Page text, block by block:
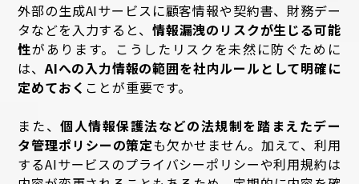
外部の生成AIサービスに顧客情報や契約書、財務デー
タなどを入力すると、 情報漏洩のリスクが生じる可能
性があります。こうしたリスクを未然に防ぐために
は、AIへの入力情報の範囲を社内ルールとして明確に
定めておく ことが重要です。
また、個人情報保護法などの法規制を踏まえたデー
タ管理ポリシーの策定も欠かせません。加えて、利用
するAIサービスのプライバシーポリシーや利用規約は